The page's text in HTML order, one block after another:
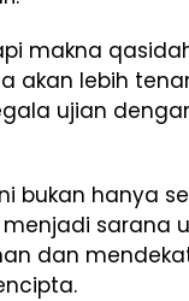
makna
akan lebih
ujian
bukan hanya
sarana
dan